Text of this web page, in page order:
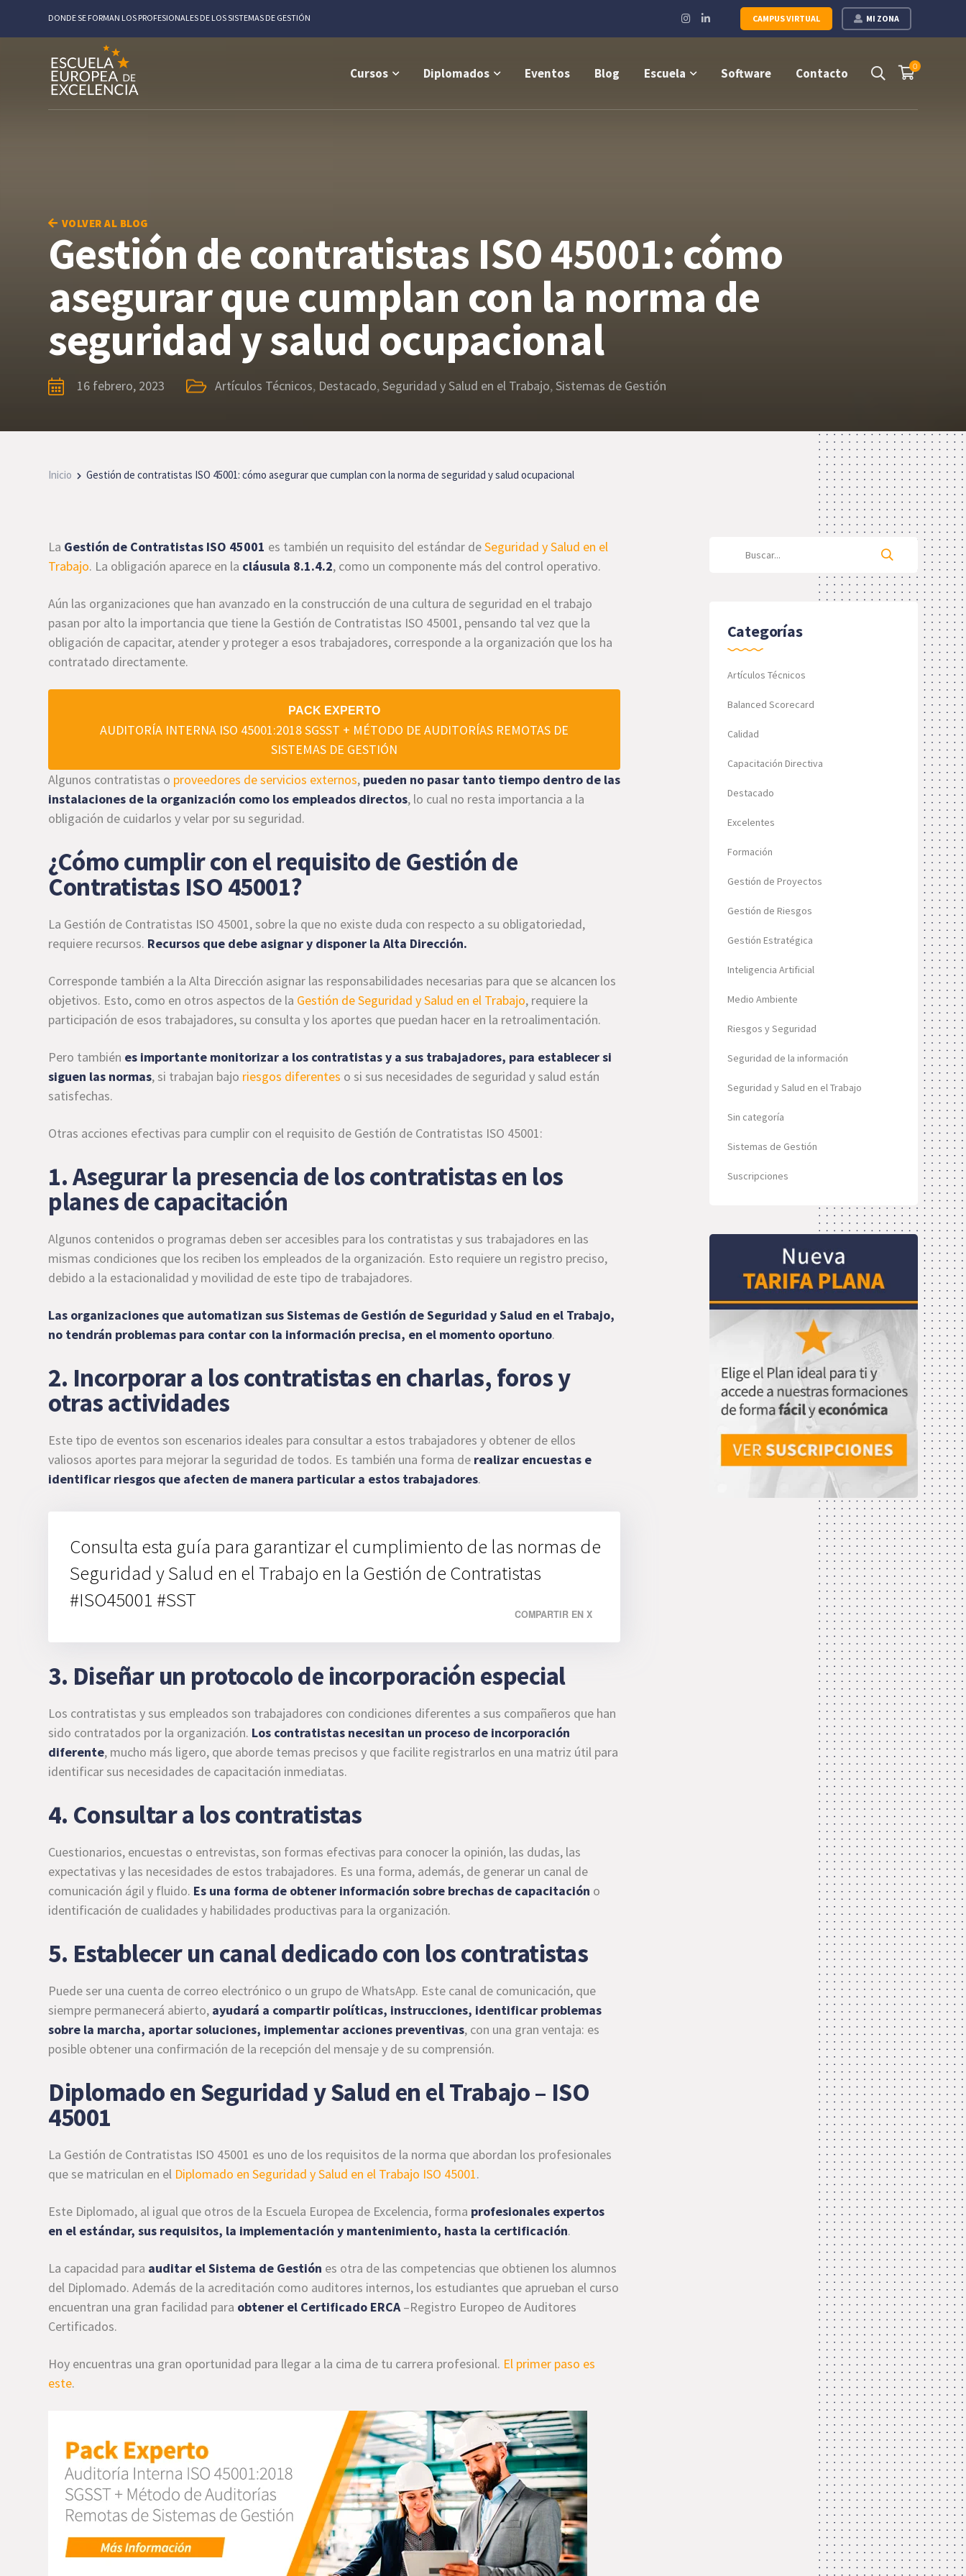
MI ZONA
CAMPUS VIRTUAL
DONDE SE FORMAN LOS PROFESIONALES DE LOS SISTEMAS DE GESTIÓN
Instagram
Profile
LinkedIn
Profile
0
Cursos Diplomados Eventos Blog Escuela Software Contacto
VOLVER AL BLOG
Gestión de contratistas ISO 45001: cómo
asegurar que cumplan con la norma de
seguridad y salud ocupacional
16 febrero, 2023 Artículos Técnicos, Destacado,Seguridad y Salud en el Trabajo,Sistemas de Gestión
Inicio Gestión de contratistas ISO 45001: cómo asegurar que cumplan con la norma de seguridad y salud ocupacional
La Gestión de Contratistas ISO 45001 es también un requisito del estándar deSeguridad y Salud en el
Trabajo. La obligación aparece en la cláusula 8.1.4.2, como un componente más del control operativo.
Aún las organizaciones que han avanzado en la construcción de una cultura de seguridad en el trabajo
pasan por alto la importancia que tiene la Gestión de Contratistas ISO 45001, pensando tal vez que la
obligación de capacitar, atender y proteger a esos trabajadores, corresponde a la organización que los ha
contratado directamente.
PACK EXPERTO
AUDITORÍA INTERNA ISO 45001:2018 SGSST + MÉTODO DE AUDITORÍAS REMOTAS DE
SISTEMAS DE GESTIÓN
Algunos contratistas o proveedores de servicios externos, pueden no pasar tanto tiempo dentro de las
instalaciones de la organización como los empleados directos, lo cual no resta importancia a la
obligación de cuidarlos y velar por su seguridad.
¿Cómo cumplir con el requisito de Gestión de
Contratistas ISO 45001?
La Gestión de Contratistas ISO 45001, sobre la que no existe duda con respecto a su obligatoriedad,
requiere recursos. Recursos que debe asignar y disponer la Alta Dirección.
Corresponde también a la Alta Dirección asignar las responsabilidades necesarias para que se alcancen los
objetivos. Esto, como en otros aspectos de la Gestión de Seguridad y Salud en el Trabajo, requiere la
participación de esos trabajadores, su consulta y los aportes que puedan hacer en la retroalimentación.
Pero también es importante monitorizar a los contratistas y a sus trabajadores, para establecer si
siguen las normas, si trabajan bajo riesgos diferentes o si sus necesidades de seguridad y salud están
satisfechas.
Otras acciones efectivas para cumplir con el requisito de Gestión de Contratistas ISO 45001:
1. Asegurar la presencia de los contratistas en los
planes de capacitación
Algunos contenidos o programas deben ser accesibles para los contratistas y sus trabajadores en las
mismas condiciones que los reciben los empleados de la organización. Esto requiere un registro preciso,
debido a la estacionalidad y movilidad de este tipo de trabajadores.
Las organizaciones que automatizan sus Sistemas de Gestión de Seguridad y Salud en el Trabajo,
no tendrán problemas para contar con la información precisa, en el momento oportuno.
2. Incorporar a los contratistas en charlas, foros y
otras actividades
Este tipo de eventos son escenarios ideales para consultar a estos trabajadores y obtener de ellos
valiosos aportes para mejorar la seguridad de todos. Es también una forma de realizar encuestas e
identificar riesgos que afecten de manera particular a estos trabajadores.
Consulta esta guía para garantizar el cumplimiento de las normas de
Seguridad y Salud en el Trabajo en la Gestión de Contratistas
#ISO45001 #SST
COMPARTIR EN X
3. Diseñar un protocolo de incorporación especial
Los contratistas y sus empleados son trabajadores con condiciones diferentes a sus compañeros que han
sido contratados por la organización. Los contratistas necesitan un proceso de incorporación
diferente, mucho más ligero, que aborde temas precisos y que facilite registrarlos en una matriz útil para
identificar sus necesidades de capacitación inmediatas.
4. Consultar a los contratistas
Cuestionarios, encuestas o entrevistas, son formas efectivas para conocer la opinión, las dudas, las
expectativas y las necesidades de estos trabajadores. Es una forma, además, de generar un canal de
comunicación ágil y fluido. Es una forma de obtener información sobre brechas de capacitación o
identificación de cualidades y habilidades productivas para la organización.
5. Establecer un canal dedicado con los contratistas
Puede ser una cuenta de correo electrónico o un grupo de WhatsApp. Este canal de comunicación, que
siempre permanecerá abierto, ayudará a compartir políticas, instrucciones, identificar problemas
sobre la marcha, aportar soluciones, implementar acciones preventivas, con una gran ventaja: es
posible obtener una confirmación de la recepción del mensaje y de su comprensión.
Diplomado en Seguridad y Salud en el Trabajo – ISO
45001
La Gestión de Contratistas ISO 45001 es uno de los requisitos de la norma que abordan los profesionales
que se matriculan en el Diplomado en Seguridad y Salud en el Trabajo ISO 45001.
Este Diplomado, al igual que otros de la Escuela Europea de Excelencia, forma profesionales expertos
en el estándar, sus requisitos, la implementación y mantenimiento, hasta la certificación.
La capacidad para auditar el Sistema de Gestión es otra de las competencias que obtienen los alumnos
del Diplomado. Además de la acreditación como auditores internos, los estudiantes que aprueban el curso
encuentran una gran facilidad para obtener el Certificado ERCA –Registro Europeo de Auditores
Certificados.
Hoy encuentras una gran oportunidad para llegar a la cima de tu carrera profesional. El primer paso es
este.
Categorías
Artículos Técnicos
Balanced Scorecard
Calidad
Capacitación Directiva
Destacado
Excelentes
Formación
Gestión de Proyectos
Gestión de Riesgos
Gestión Estratégica
Inteligencia Artificial
Medio Ambiente
Riesgos y Seguridad
Seguridad de la información
Seguridad y Salud en el Trabajo
Sin categoría
Sistemas de Gestión
Suscripciones